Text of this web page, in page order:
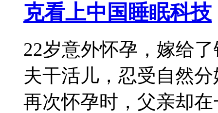
克看上中国睡眠科技
22岁意外怀孕，嫁给
夫干活儿，忍受自然
再次怀孕时，父亲却在